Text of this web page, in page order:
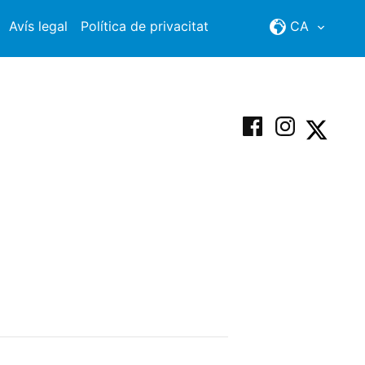
CA
Avís legal Política de privacitat
Facebook
Instagram
X